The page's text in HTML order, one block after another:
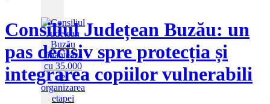
Consiliul Județean Buzău: un
pas decisiv spre protecția și
integrarea copiilor vulnerabili